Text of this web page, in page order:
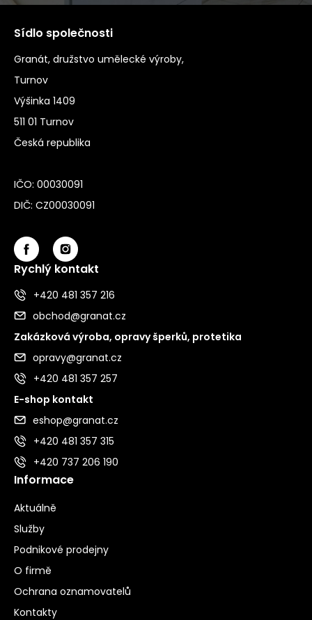
Sídlo společnosti
Granát, družstvo umělecké výroby,
Turnov
Výšinka 1409
511 01 Turnov
Česká republika
IČO: 00030091
DIČ: CZ00030091
Rychlý kontakt
+420 481 357 216
obchod@granat.cz
Zakázková výroba, opravy šperků, protetika
opravy@granat.cz
+420 481 357 257
E-shop kontakt
eshop@granat.cz
+420 481 357 315
+420 737 206 190
Informace
Aktuálně
Služby
Podnikové prodejny
O firmě
Ochrana oznamovatelů
Kontakty